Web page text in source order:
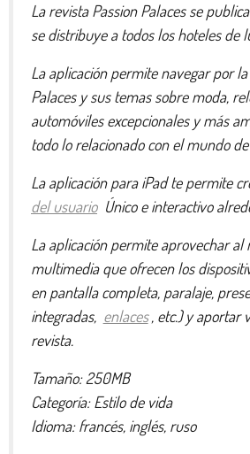
La revista Passion Palaces se
se distribuye a todos los hoteles de
La aplicación permite navegar por
Palaces y sus temas sobre moda,
automóviles excepcionales y más
todo lo relacionado con el mundo
La aplicación para iPad te permite
del usuario Único e interactivo
La aplicación permite aprovechar al
multimedia que ofrecen los
en pantalla completa, paralaje,
integradas, enlaces , etc.) y aportar
revista.
Tamaño: 250MB
Categoría: Estilo de vida
Idioma: francés, inglés, ruso